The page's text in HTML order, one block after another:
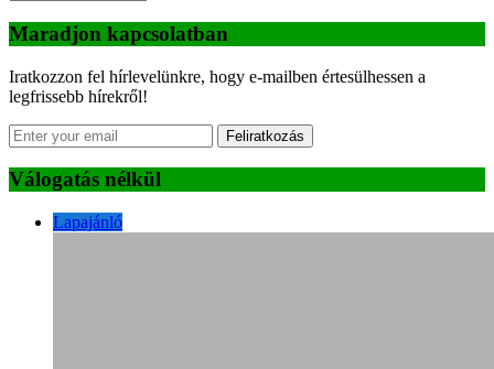
Maradjon kapcsolatban
Iratkozzon fel hírlevelünkre, hogy e-mailben értesülhessen a
legfrissebb hírekről!
Feliratkozás
Válogatás nélkül
Lapajánló